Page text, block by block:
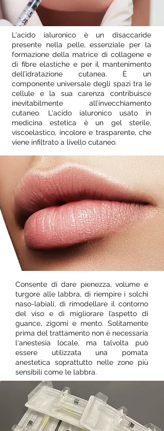
L'acido ialuronico è un disaccaride
presente nella pelle, essenziale per la
formazione della matrice di collagene e
di fibre elastiche e per il mantenimento
dell’idratazione cutanea. È un
componente universale degli spazi tra le
cellule e la sua carenza contribuisce
inevitabilmente all’invecchiamento
cutaneo. L'acido ialuronico usato in
medicina estetica è un gel sterile,
viscoelastico, incolore e trasparente, che
viene infiltrato a livello cutaneo.
Consente di dare pienezza, volume e
turgore alle labbra, di riempire i solchi
naso-labiali, di rimodellare il contorno
del viso e di migliorare l’aspetto di
guance, zigomi e mento. Solitamente
prima del trattamento non è necessaria
l'anestesia locale, ma talvolta può
essere utilizzata una pomata
anestetica soprattutto nelle zone più
sensibili come le labbra.